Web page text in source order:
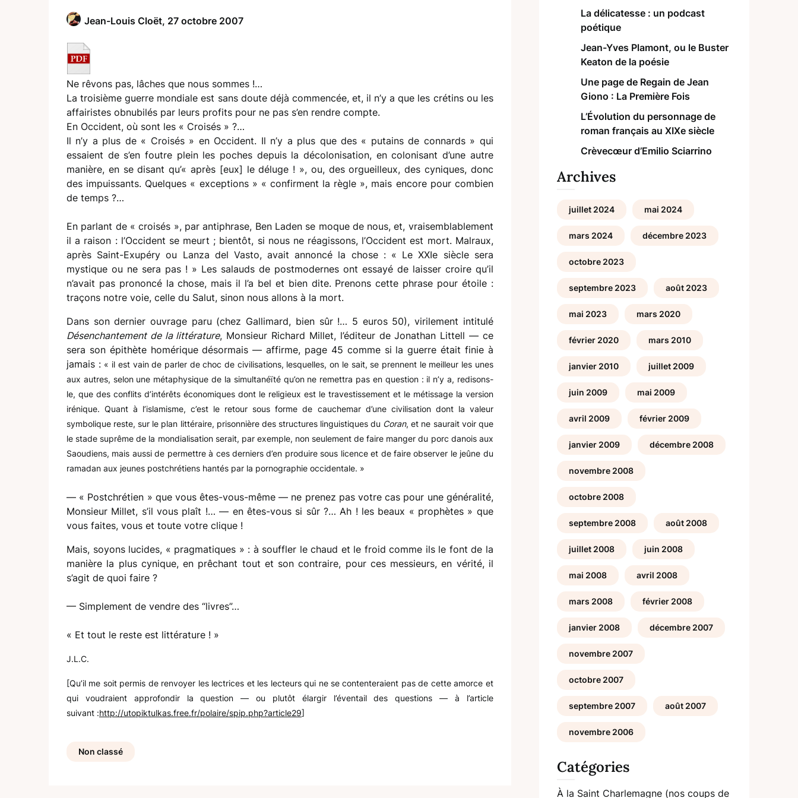
Jean-Louis Cloët, 27 octobre 2007
Ne rêvons pas, lâches que nous sommes !…
La troisième guerre mondiale est sans doute déjà commencée, et, il n’y a que les crétins ou les
affairistes obnubilés par leurs profits pour ne pas s’en rendre compte.
En Occident, où sont les « Croisés » ?…
Il n’y a plus de « Croisés » en Occident. Il n’y a plus que des « putains de connards » qui
essaient de s’en foutre plein les poches depuis la décolonisation, en colonisant d’une autre
manière, en se disant qu’« après [eux] le déluge ! », ou, des orgueilleux, des cyniques, donc
des impuissants. Quelques « exceptions » « confirment la règle », mais encore pour combien
de temps ?…
En parlant de « croisés », par antiphrase, Ben Laden se moque de nous, et, vraisemblablement
il a raison : l’Occident se meurt ; bientôt, si nous ne réagissons, l’Occident est mort. Malraux,
après Saint-Exupéry ou Lanza del Vasto, avait annoncé la chose : « Le XXIe siècle sera
mystique ou ne sera pas ! » Les salauds de postmodernes ont essayé de laisser croire qu’il
n’avait pas prononcé la chose, mais il l’a bel et bien dite. Prenons cette phrase pour étoile :
traçons notre voie, celle du Salut, sinon nous allons à la mort.
Dans son dernier ouvrage paru (chez Gallimard, bien sûr !… 5 euros 50), virilement intitulé
Désenchantement de la littérature, Monsieur Richard Millet, l’éditeur de Jonathan Littell — ce
sera son épithète homérique désormais — affirme, page 45 comme si la guerre était finie à
jamais : « il est vain de parler de choc de civilisations, lesquelles, on le sait, se prennent le meilleur les unes
aux autres, selon une métaphysique de la simultanéïté qu’on ne remettra pas en question : il n’y a, redisons-
le, que des conflits d’intérêts économiques dont le religieux est le travestissement et le métissage la version
irénique. Quant à l’islamisme, c’est le retour sous forme de cauchemar d’une civilisation dont la valeur
symbolique reste, sur le plan littéraire, prisonnière des structures linguistiques du Coran, et ne saurait voir que
le stade suprême de la mondialisation serait, par exemple, non seulement de faire manger du porc danois aux
Saoudiens, mais aussi de permettre à ces derniers d’en produire sous licence et de faire observer le jeûne du
ramadan aux jeunes postchrétiens hantés par la pornographie occidentale. »
— « Postchrétien » que vous êtes-vous-même — ne prenez pas votre cas pour une généralité,
Monsieur Millet, s’il vous plaît !… — en êtes-vous si sûr ?… Ah ! les beaux « prophètes » que
vous faites, vous et toute votre clique !
Mais, soyons lucides, « pragmatiques » : à souffler le chaud et le froid comme ils le font de la
manière la plus cynique, en prêchant tout et son contraire, pour ces messieurs, en vérité, il
s’agit de quoi faire ?
— Simplement de vendre des “livres”…
« Et tout le reste est littérature ! »
J.L.C.
[Qu’il me soit permis de renvoyer les lectrices et les lecteurs qui ne se contenteraient pas de cette amorce et
qui voudraient approfondir la question — ou plutôt élargir l’éventail des questions — à l’article
suivant :http://utopiktulkas.free.fr/polaire/spip.php?article29]
Non classé
La délicatesse : un podcast
poétique
Jean-Yves Plamont, ou le Buster
Keaton de la poésie
Une page de Regain de Jean
Giono : La Première Fois
L’Évolution du personnage de
roman français au XIXe siècle
Crèvecœur d’Emilio Sciarrino
Archives
juillet 2024 mai 2024
mars 2024 décembre 2023
octobre 2023
septembre 2023 août 2023
mai 2023 mars 2020
février 2020 mars 2010
janvier 2010 juillet 2009
juin 2009 mai 2009
avril 2009 février 2009
janvier 2009 décembre 2008
novembre 2008
octobre 2008
septembre 2008 août 2008
juillet 2008 juin 2008
mai 2008 avril 2008
mars 2008 février 2008
janvier 2008 décembre 2007
novembre 2007
octobre 2007
septembre 2007 août 2007
novembre 2006
Catégories
À la Saint Charlemagne (nos coups de